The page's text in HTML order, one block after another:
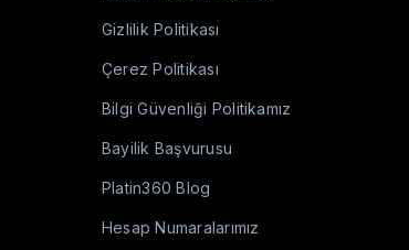
Gizlilik Politikası
Çerez Politikası
Bilgi Güvenliği Politikamız
Bayilik Başvurusu
Platin360 Blog
Hesap Numaralarımız